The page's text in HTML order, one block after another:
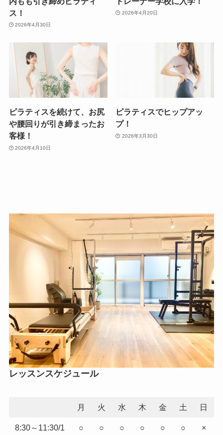
ス！
2026年4月30日
2026年4月20日
ピラティスを続けて、お尻
や腰回りが引き締まったお
客様！
2026年4月10日
ピラティスでヒップアッ
プ！
2026年3月30日
レッスンスケジュール
月 火 水 木 金 土 日
8:30～11:30/1
○ ○ ○ ○ ○ ○ ×